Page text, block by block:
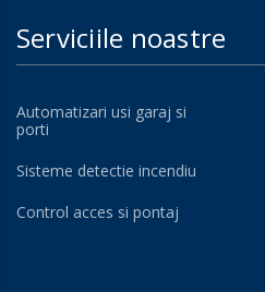
Serviciile noastre
Automatizari usi garaj si
porti
Sisteme detectie incendiu
Control acces si pontaj